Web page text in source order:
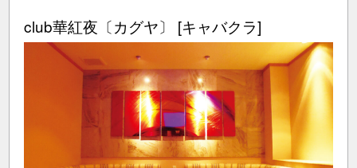
club華紅夜〔カグヤ〕 [キャバクラ]